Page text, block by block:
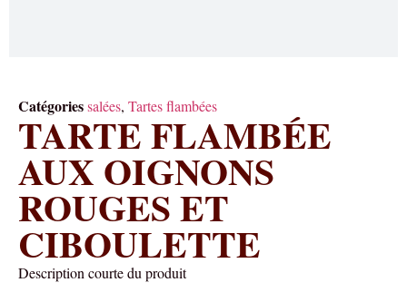
Catégoriessalées, Tartes flambées
TARTE FLAMBÉE
AUX OIGNONS
ROUGES ET
CIBOULETTE
Description courte du produit